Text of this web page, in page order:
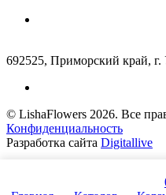
692525, Приморский край, г.
© LishaFlowers 2026. Все
Конфиденциальность
Разработка сайта Digitallive